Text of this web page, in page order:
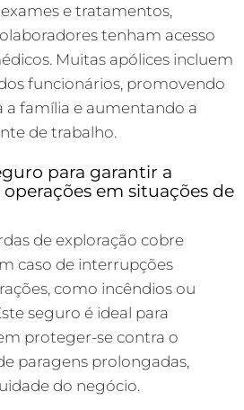
e tratamentos,
tenham acesso
Muitas apólices incluem
funcionários, promovendo
a família e aumentando a
de trabalho.
para garantir a
em situações de
de exploração cobre
caso de interrupções
como incêndios ou
seguro é ideal para
proteger-se contra o
paragens prolongadas,
do negócio.